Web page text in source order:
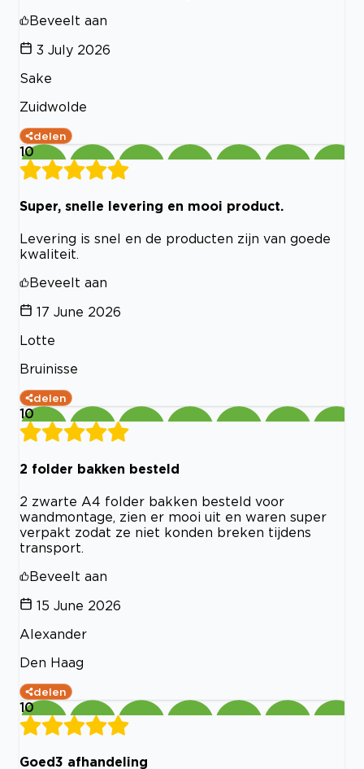
Beveelt aan
3 July 2026
Sake
Zuidwolde
delen
10
Super, snelle levering en mooi product.
Levering is snel en de producten zijn van goede
kwaliteit.
Beveelt aan
17 June 2026
Lotte
Bruinisse
delen
10
2 folder bakken besteld
2 zwarte A4 folder bakken besteld voor
wandmontage, zien er mooi uit en waren super
verpakt zodat ze niet konden breken tijdens
transport.
Beveelt aan
15 June 2026
Alexander
Den Haag
delen
10
Goed3 afhandeling